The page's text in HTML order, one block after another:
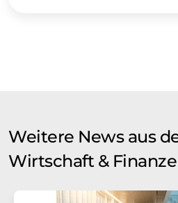
Weitere News aus
Wirtschaft &